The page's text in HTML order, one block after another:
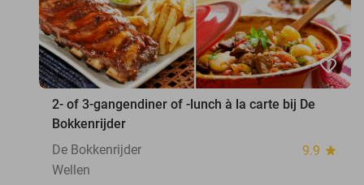
favorite_border
2- of 3-gangendiner of -lunch à la carte bij De
Bokkenrijder
De Bokkenrijder
9.9 star
Wellen